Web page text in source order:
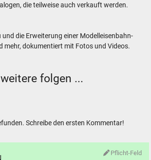
die teilweise auch verkauft werden.
und die Erweiterung einer Modelleisenbahn-
mehr, dokumentiert mit Fotos und Videos.
weitere folgen ...
Schreibe den ersten Kommentar!
Pflicht-Feld